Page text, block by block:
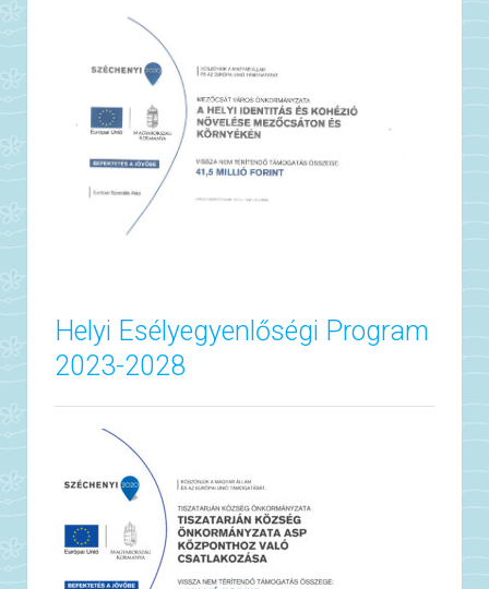
Helyi Esélyegyenlőségi Program
2023-2028